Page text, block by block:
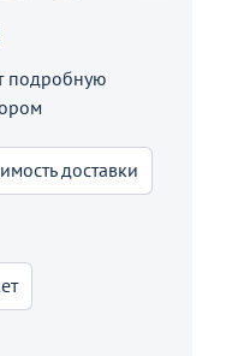
подробную
доставки